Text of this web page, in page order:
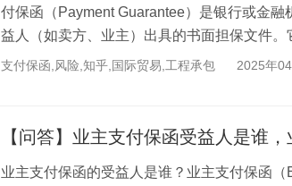
付保函（Payment Guarantee）是银行或金
益人（如卖方、业主）出具的书面担保文件
担保机构代为履行支付义务。常见于国际贸...
支付保函,风险,知乎,国际贸易,工程承包 2025年
【问答】业主支付保函受益人是谁
业主支付保函的受益人是谁？业主支付保函